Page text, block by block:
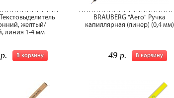
желтый/
линия 1-4 мм
В корзину
BRAUBERG "Aero" Ручка
капиллярная (линер) (0,4 мм)
В корзину
49 р.